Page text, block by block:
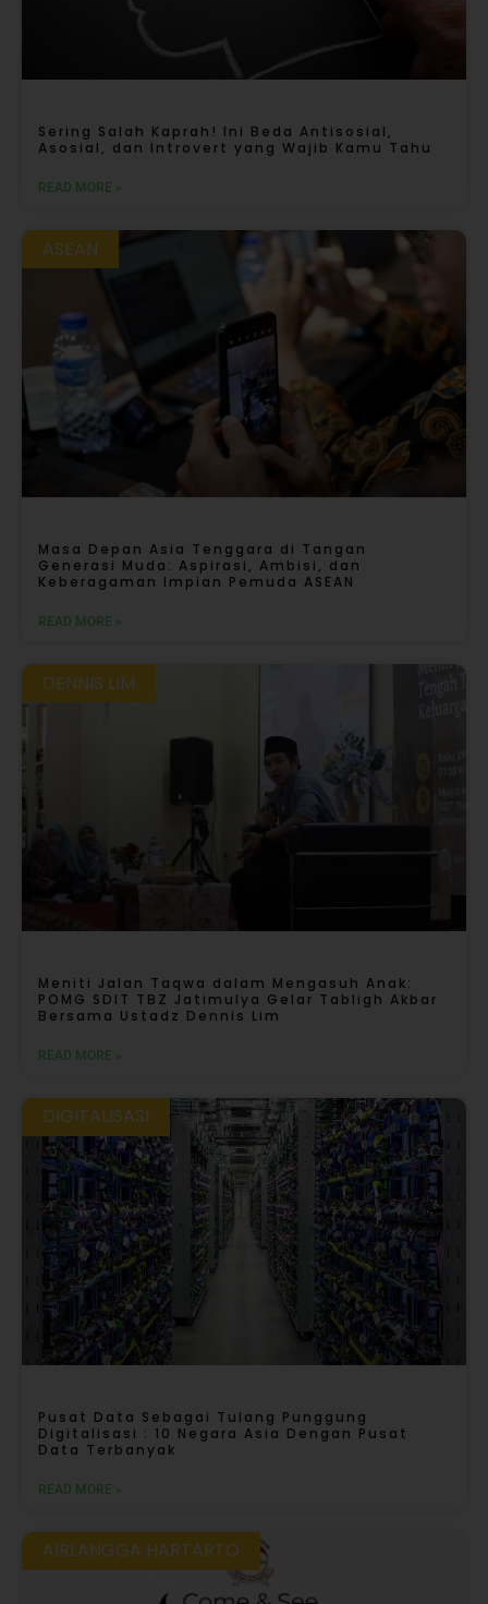
Sering Salah Kaprah! Ini Beda Antisosial,
Asosial, dan Introvert yang Wajib Kamu Tahu
READ MORE »
ASEAN
Masa Depan Asia Tenggara di Tangan
Generasi Muda: Aspirasi, Ambisi, dan
Keberagaman Impian Pemuda ASEAN
READ MORE »
DENNIS LIM
Meniti Jalan Taqwa dalam Mengasuh Anak:
POMG SDIT TBZ Jatimulya Gelar Tabligh Akbar
Bersama Ustadz Dennis Lim
READ MORE »
DIGITALISASI
Pusat Data Sebagai Tulang Punggung
Digitalisasi : 10 Negara Asia Dengan Pusat
Data Terbanyak
READ MORE »
AIRLANGGA HARTARTO